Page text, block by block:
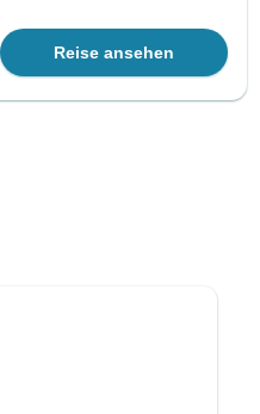
Reise ansehen